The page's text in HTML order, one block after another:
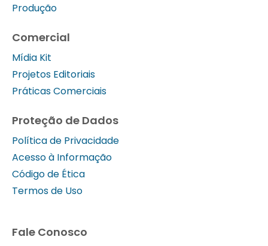
Produção
Comercial
Mídia Kit
Projetos Editoriais
Práticas Comerciais
Proteção de Dados
Política de Privacidade
Acesso à Informação
Código de Ética
Termos de Uso
Fale Conosco